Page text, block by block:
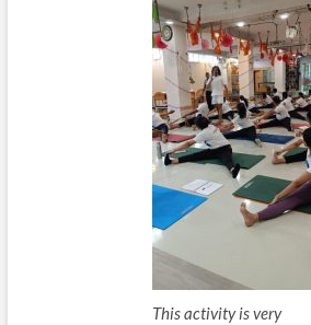
This activity is very